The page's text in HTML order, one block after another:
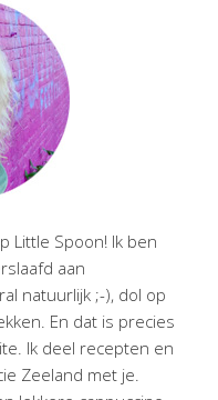
Little Spoon! Ik ben
aan
natuurlijk ;-), dol op
En dat is precies
Ik deel recepten en
Zeeland met je.